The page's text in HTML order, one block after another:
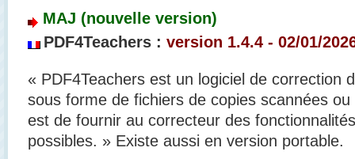
MAJ (nouvelle version)
PDF4Teachers : version 1.4.4 - 02/01/
« PDF4Teachers est un logiciel de correction
sous forme de fichiers de copies scannées
est de fournir au correcteur des
possibles. » Existe aussi en version portable.